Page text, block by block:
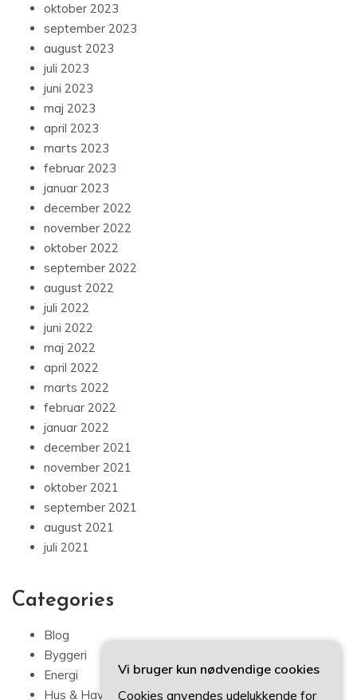
oktober 2023
september 2023
august 2023
juli 2023
juni 2023
maj 2023
april 2023
marts 2023
februar 2023
januar 2023
december 2022
november 2022
oktober 2022
september 2022
august 2022
juli 2022
juni 2022
maj 2022
april 2022
marts 2022
februar 2022
januar 2022
december 2021
november 2021
oktober 2021
september 2021
august 2021
juli 2021
Categories
Blog
Byggeri
Energi
Hus & Have
Vi bruger kun nødvendige cookies
Cookies anvendes udelukkende for